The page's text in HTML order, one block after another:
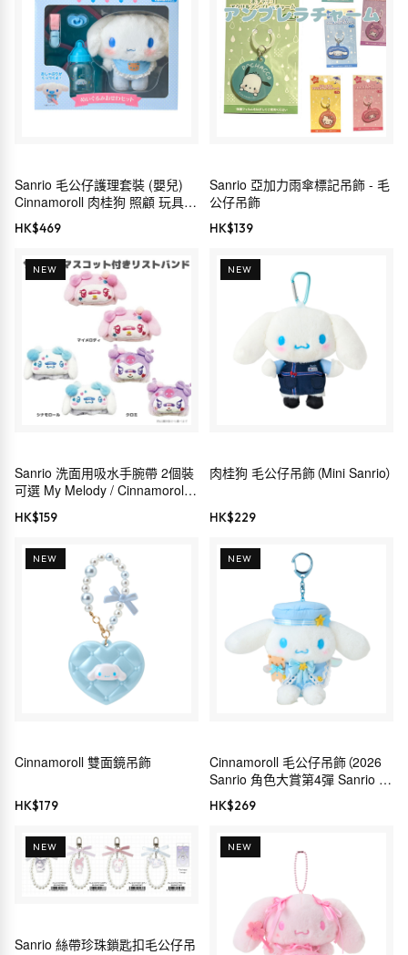
Sanrio 毛公仔護理套裝 (嬰兒)
Cinnamoroll 肉桂狗 照顧 玩具
禮物 199249
HK$469
Sanrio 亞加力雨傘標記吊飾 - 毛
公仔吊飾
HK$139
NEW
Sanrio 洗面用吸水手腕帶 2個裝
可選 My Melody / Cinnamoroll /
Kuromi
HK$159
NEW
肉桂狗 毛公仔吊飾（Mini Sanrio）
HK$229
NEW
Cinnamoroll 雙面鏡吊飾
HK$179
NEW
Cinnamoroll 毛公仔吊飾（2026
Sanrio 角色大賞第4彈 Sanrio 穿
搭系列）
HK$269
NEW
Sanrio 絲帶珍珠鎖匙扣毛公仔吊
NEW